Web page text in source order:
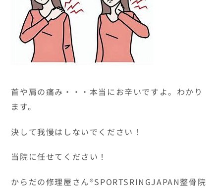
首や肩の痛み・・・本当にお辛いですよ。わかり
ます。
決して我慢はしないでください！
当院に任せてください！
からだの修理屋さん®SPORTSRINGJAPAN整骨院